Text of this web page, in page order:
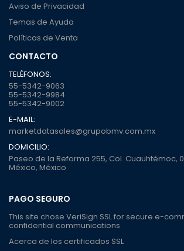
Aviso de Privacidad
Temas de Ayuda
Políticas de Venta
CONTACTO
TELÉFONOS:
55-5342-9063
55-5342-9984
55-5342-9002
E-MAIL:
marketdatasales@grupobmv.com.mx
DOMICILIO:
Paseo de la Reforma 255, Col. Cuauhtémoc,
México, México
PAGO SEGURO
This site chose VeriSign SSL for secure e-
confidential communications.
Acerca de los certificados SSL